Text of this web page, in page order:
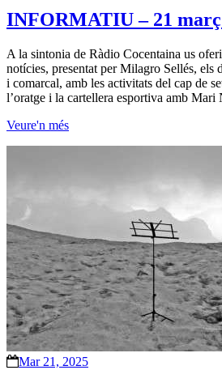
INFORMATIU – 21 març
A la sintonia de Ràdio Cocentaina us
notícies, presentat per Milagro Sellés, els
i comarcal, amb les activitats del cap de
l’oratge i la cartellera esportiva amb Mari
Veure'n més
Mar 21, 2025